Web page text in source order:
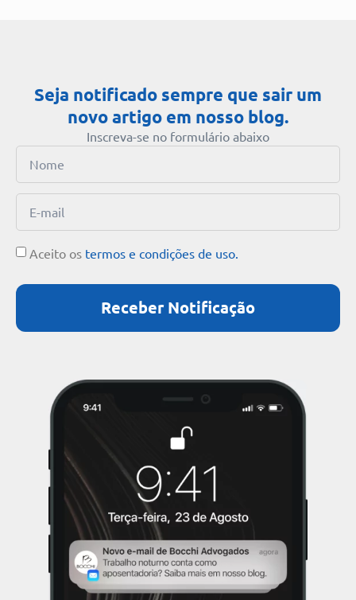
Seja notificado sempre que sair um
novo artigo em nosso blog.
Inscreva-se no formulário abaixo
Aceito os termos e condições de uso.
Receber Notificação